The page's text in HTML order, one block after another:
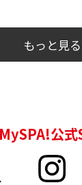
もっと見る